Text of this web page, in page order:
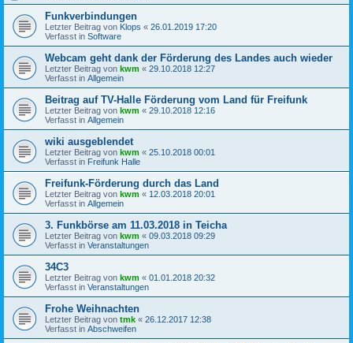
Funkverbindungen
Letzter Beitrag von Klops « 26.01.2019 17:20
Verfasst in Software
Webcam geht dank der Förderung des Landes auch wieder
Letzter Beitrag von kwm « 29.10.2018 12:27
Verfasst in Allgemein
Beitrag auf TV-Halle Förderung vom Land für Freifunk
Letzter Beitrag von kwm « 29.10.2018 12:16
Verfasst in Allgemein
wiki ausgeblendet
Letzter Beitrag von kwm « 25.10.2018 00:01
Verfasst in Freifunk Halle
Freifunk-Förderung durch das Land
Letzter Beitrag von kwm « 12.03.2018 20:01
Verfasst in Allgemein
3. Funkbörse am 11.03.2018 in Teicha
Letzter Beitrag von kwm « 09.03.2018 09:29
Verfasst in Veranstaltungen
34C3
Letzter Beitrag von kwm « 01.01.2018 20:32
Verfasst in Veranstaltungen
Frohe Weihnachten
Letzter Beitrag von tmk « 26.12.2017 12:38
Verfasst in Abschweifen